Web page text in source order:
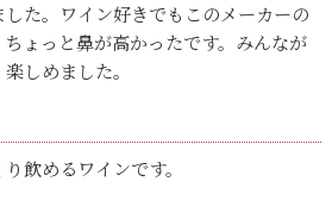
た。ワイン好きでもこのメーカーの
ょっと鼻が高かったです。みんなが
しめました。
飲めるワインです。